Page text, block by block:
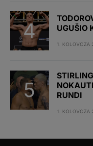
UGUŠIO
1. KOLOVOZA
RUNDI
1. KOLOVOZA